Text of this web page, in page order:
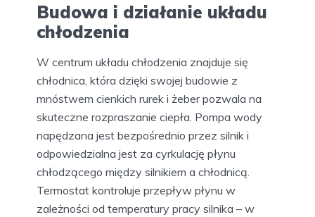
Budowa i działanie układu
chłodzenia
W centrum układu chłodzenia znajduje się
chłodnica, która dzięki swojej budowie z
mnóstwem cienkich rurek i żeber pozwala na
skuteczne rozpraszanie ciepła. Pompa wody
napędzana jest bezpośrednio przez silnik i
odpowiedzialna jest za cyrkulację płynu
chłodzącego między silnikiem a chłodnicą.
Termostat kontroluje przepływ płynu w
zależności od temperatury pracy silnika – w